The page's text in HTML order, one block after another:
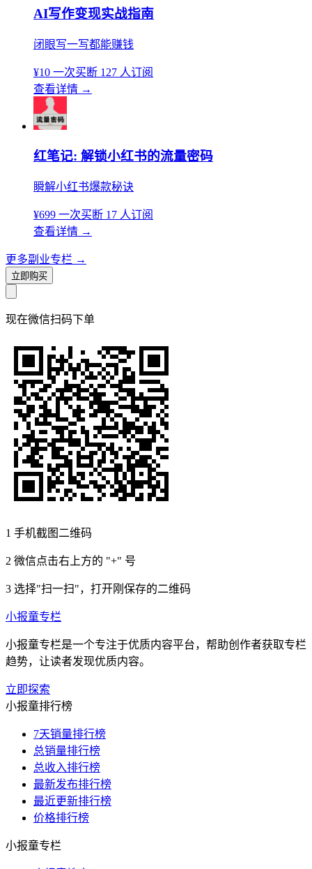
AI写作变现实战指南
闭眼写一写都能赚钱
¥10 一次买断 127 人订阅
查看详情 →
红笔记: 解锁小红书的流量密码
瞬解小红书爆款秘诀
¥699 一次买断 17 人订阅
查看详情 →
更多副业专栏 →
立即购买
现在微信扫码下单
1 手机截图二维码
2 微信点击右上方的 "+" 号
3 选择"扫一扫"，打开刚保存的二维码
小报童专栏
小报童专栏是一个专注于优质内容平台，帮助创作者获取专栏
趋势，让读者发现优质内容。
立即探索
小报童排行榜
7天销量排行榜
总销量排行榜
总收入排行榜
最新发布排行榜
最近更新排行榜
价格排行榜
小报童专栏